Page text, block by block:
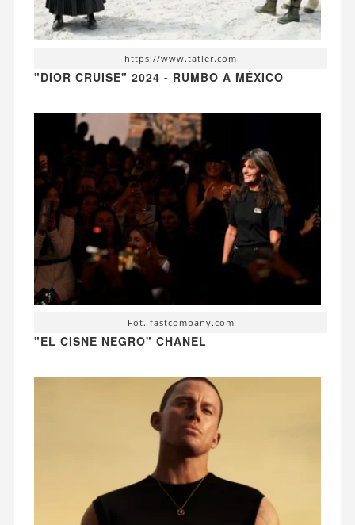
https://www.tatler.com
"DIOR CRUISE" 2024 - RUMBO A MÉXICO
Fot. fastcompany.com
"EL CISNE NEGRO" CHANEL